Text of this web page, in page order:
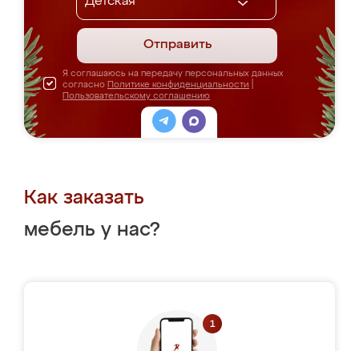
Отправить
Я соглашаюсь на передачу персональных данных
согласно Политике конфиденциальности
Пользовательскому соглашению
Как заказать
мебель у нас?